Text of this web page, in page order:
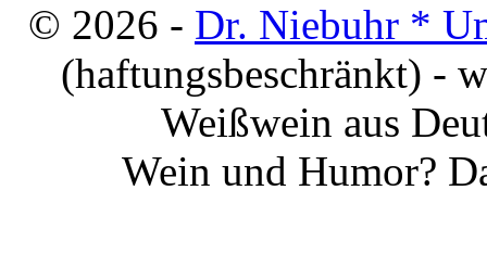
© 2026 - Dr. Niebuhr *
(haftungsbeschränkt) -
Weißwein aus
Wein und Humor?